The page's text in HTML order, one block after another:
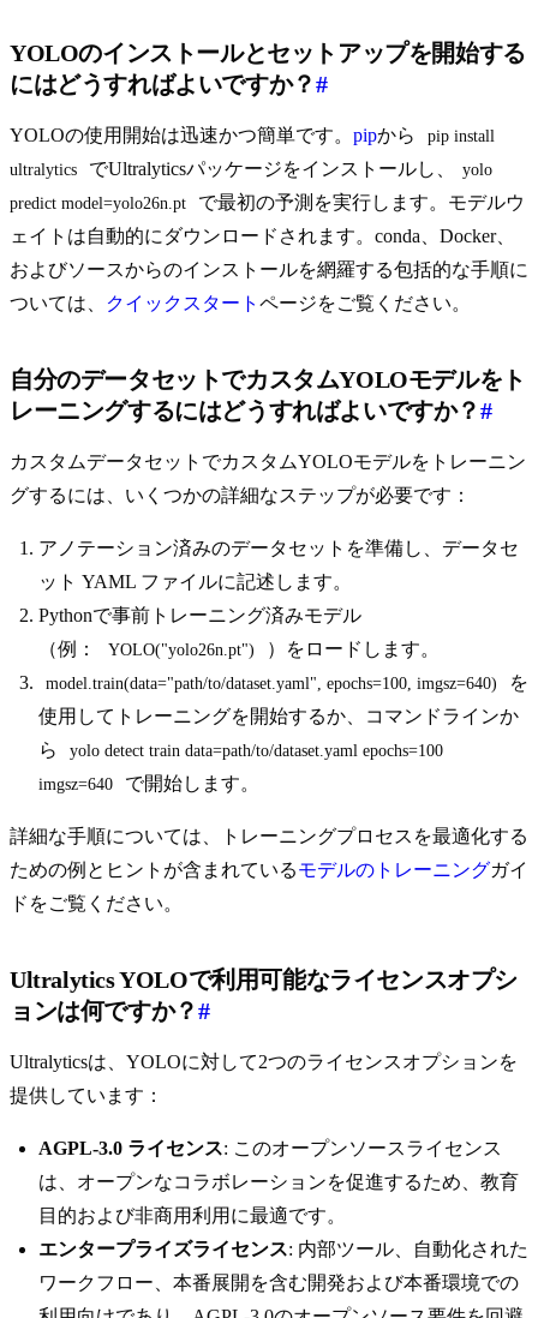
YOLOのインストールとセットアップを開始する
にはどうすればよいですか？#
YOLOの使用開始は迅速かつ簡単です。 pipから
pip install
ultralytics
でUltralyticsパッケージをインストールし、
yolo
predict model=yolo26n.pt
で最初の予測を実行します。モデルウ
ェイトは自動的にダウンロードされます。conda、Docker、
およびソースからのインストールを網羅する包括的な手順に
ついては、
クイックスタート ページをご覧ください。
自分のデータセットでカスタムYOLOモデルをト
レーニングするにはどうすればよいですか？#
カスタムデータセットでカスタムYOLOモデルをトレーニン
グするには、いくつかの詳細なステップが必要です：
アノテーション済みのデータセットを準備し、データセ
ット YAML ファイルに記述します。
Pythonで事前トレーニング済みモデル
（例：
YOLO("yolo26n.pt") ）をロードします。
model.train(data="path/to/dataset.yaml", epochs=100, imgsz=640)
を
使用してトレーニングを開始するか、コマンドラインか
ら
yolo detect train data=path/to/dataset.yaml epochs=100
imgsz=640
で開始します。
詳細な手順については、トレーニングプロセスを最適化する
ための例とヒントが含まれているモデルのトレーニングガイ
ドをご覧ください。
Ultralytics YOLOで利用可能なライセンスオプシ
ョンは何ですか？#
Ultralyticsは、YOLOに対して2つのライセンスオプションを
提供しています：
AGPL-3.0 ライセンス: このオープンソースライセンス
は、オープンなコラボレーションを促進するため、教育
目的および非商用利用に最適です。
エンタープライズライセンス: 内部ツール、自動化された
ワークフロー、本番展開を含む開発および本番環境での